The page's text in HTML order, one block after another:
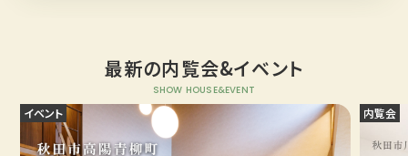
最新の内覧会&イベント
SHOW HOUSE&EVENT
イベント 内覧会